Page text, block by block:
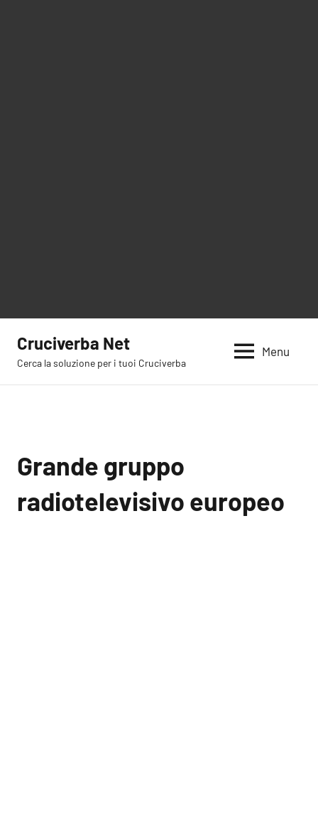
contenuto
Cruciverba Net
Cerca la soluzione per i tuoi Cruciverba
Menu
Grande gruppo
radiotelevisivo europeo